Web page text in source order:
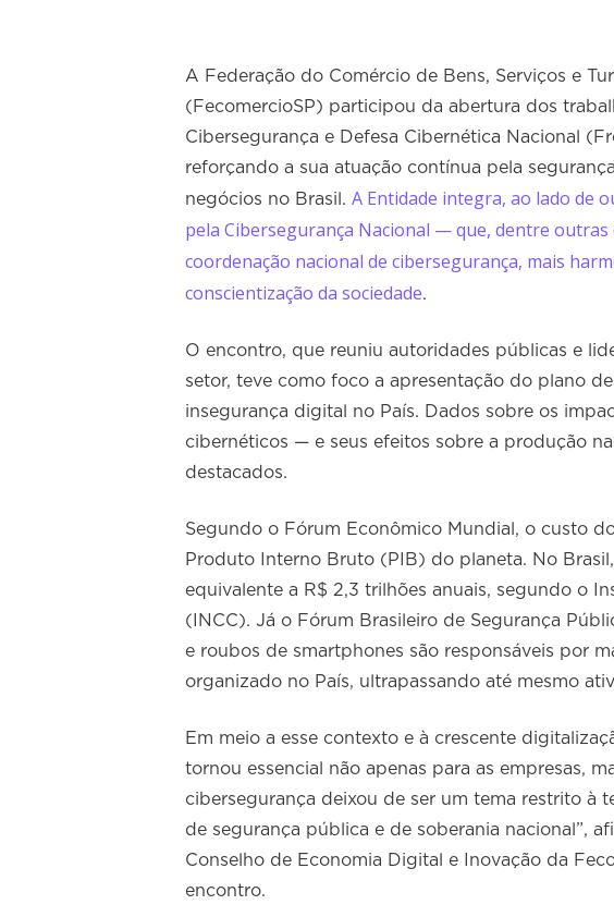
A Federação do Comércio de Bens, Serviços e
(FecomercioSP) participou da abertura dos
Cibersegurança e Defesa Cibernética Nacional
reforçando a sua atuação contínua pela
negócios no Brasil. A Entidade integra, ao lado de
pela Cibersegurança Nacional — que, dentre outras
coordenação nacional de cibersegurança, mais
conscientização da sociedade.
O encontro, que reuniu autoridades públicas e
setor, teve como foco a apresentação do plano
insegurança digital no País. Dados sobre os
cibernéticos — e seus efeitos sobre a produção
destacados.
Segundo o Fórum Econômico Mundial, o custo
Produto Interno Bruto (PIB) do planeta. No
equivalente a R$ 2,3 trilhões anuais, segundo o
(INCC). Já o Fórum Brasileiro de Segurança
e roubos de smartphones são responsáveis por
organizado no País, ultrapassando até mesmo
Em meio a esse contexto e à crescente
tornou essencial não apenas para as empresas,
cibersegurança deixou de ser um tema restrito à
de segurança pública e de soberania nacional”,
Conselho de Economia Digital e Inovação da
encontro.